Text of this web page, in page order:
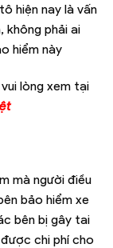
hiện nay là vấn
không phải ai
hiểm này
lòng xem tại
mà người điều
bảo hiểm xe
bên bị gây tai
chi phí cho